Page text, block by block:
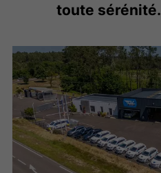
toute sérénité.